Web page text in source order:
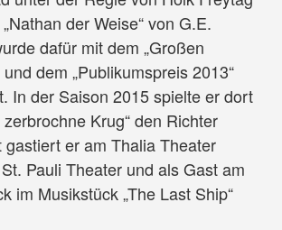
der Weise“ von G.E.
dafür mit dem „Großen
dem „Publikumspreis 2013“
In der Saison 2015 spielte er dort
Krug“ den Richter
gastiert er am Thalia Theater
Pauli Theater und als Gast am
im Musikstück „The Last Ship“